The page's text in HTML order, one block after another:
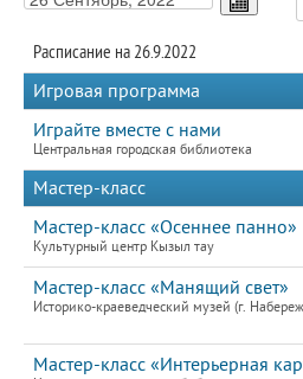
Расписание на 26.9.2022
Игровая программа
Играйте вместе с нами
Центральная городская библиотека
Мастер-класс
Мастер-класс «Осеннее панно»
Культурный центр Кызыл тау
Мастер-класс «Манящий свет»
Историко-краеведческий музей (г.
Мастер-класс «Интерьерная